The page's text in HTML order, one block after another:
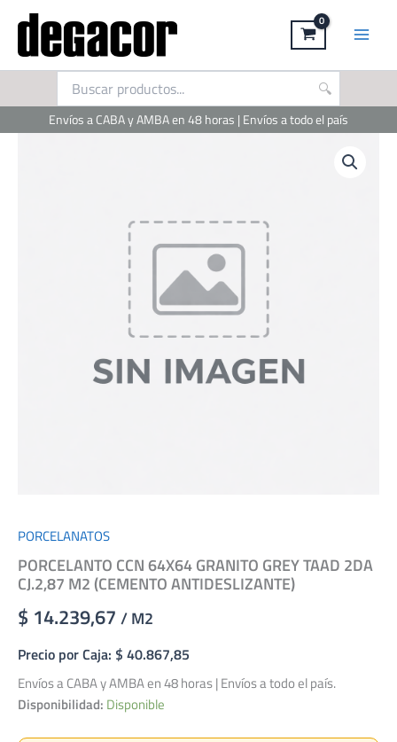
contenido
Envíos a CABA y AMBA en 48 horas | Envíos a todo el país
PORCELANATOS
PORCELANTO CCN 64X64 GRANITO GREY TAAD 2DA
CJ.2,87 M2 (CEMENTO ANTIDESLIZANTE)
$ 14.239,67 / M2
Precio por Caja: $ 40.867,85
Envíos a CABA y AMBA en 48 horas | Envíos a todo el país.
Disponibilidad: Disponible